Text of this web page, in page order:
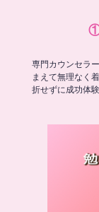
専門カウンセラ
まえて無理なく
折せずに成功体